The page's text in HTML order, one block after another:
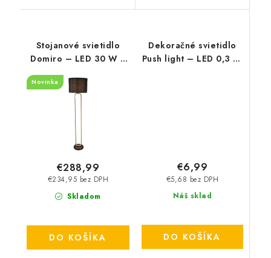
Stojanové svietidlo
Domiro – LED 30 W +
Novinka
Skladom
€234,95 bez DPH
€288,99
DO KOŠÍKA
Dekoračné svietidlo
Push light – LED 0,3 W
Náš sklad
€5,68 bez DPH
€6,99
DO KOŠÍKA